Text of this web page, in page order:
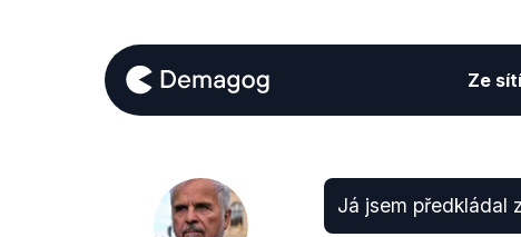
Ze sítí
Já jsem předkládal